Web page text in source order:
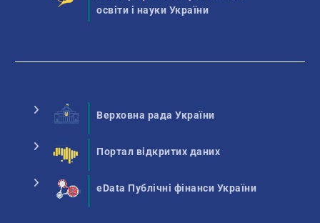
освіти і науки України
Верховна рада України
Портал відкритих даних
eData Публічні фінанси України